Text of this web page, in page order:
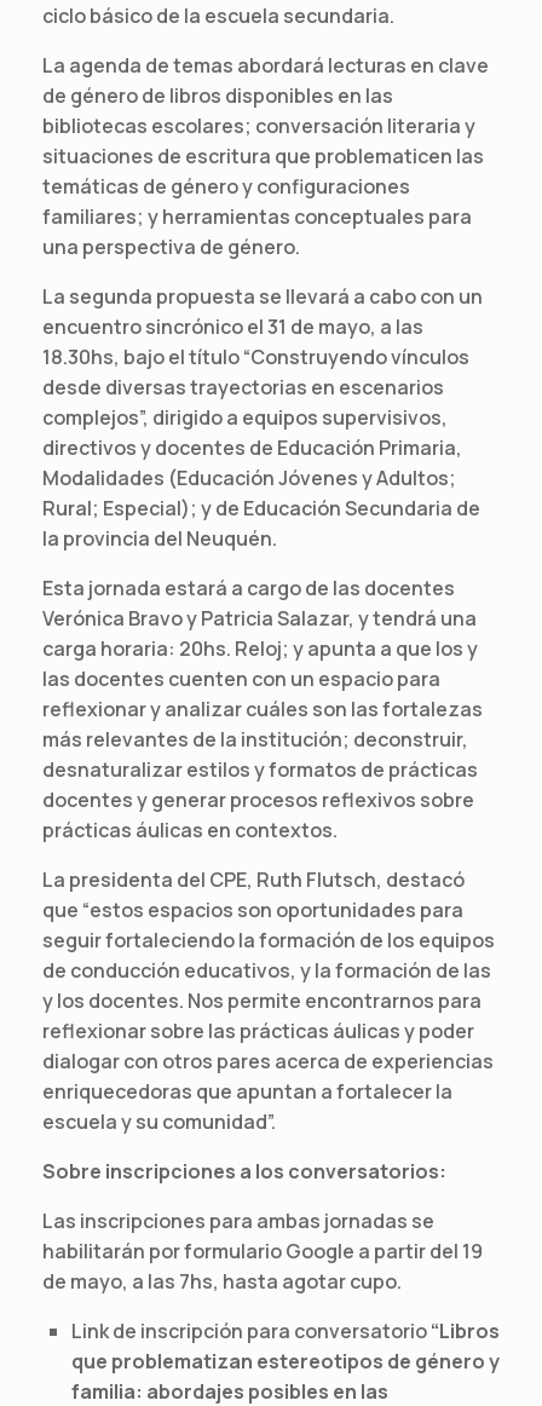
ciclo básico de la escuela secundaria.
La agenda de temas abordará lecturas en clave
de género de libros disponibles en las
bibliotecas escolares; conversación literaria y
situaciones de escritura que problematicen las
temáticas de género y configuraciones
familiares; y herramientas conceptuales para
una perspectiva de género.
La segunda propuesta se llevará a cabo con un
encuentro sincrónico el 31 de mayo, a las
18.30hs, bajo el título “Construyendo vínculos
desde diversas trayectorias en escenarios
complejos”, dirigido a equipos supervisivos,
directivos y docentes de Educación Primaria,
Modalidades (Educación Jóvenes y Adultos;
Rural; Especial); y de Educación Secundaria de
la provincia del Neuquén.
Esta jornada estará a cargo de las docentes
Verónica Bravo y Patricia Salazar, y tendrá una
carga horaria: 20hs. Reloj; y apunta a que los y
las docentes cuenten con un espacio para
reflexionar y analizar cuáles son las fortalezas
más relevantes de la institución; deconstruir,
desnaturalizar estilos y formatos de prácticas
docentes y generar procesos reflexivos sobre
prácticas áulicas en contextos.
La presidenta del CPE, Ruth Flutsch, destacó
que “estos espacios son oportunidades para
seguir fortaleciendo la formación de los equipos
de conducción educativos, y la formación de las
y los docentes. Nos permite encontrarnos para
reflexionar sobre las prácticas áulicas y poder
dialogar con otros pares acerca de experiencias
enriquecedoras que apuntan a fortalecer la
escuela y su comunidad”.
Sobre inscripciones a los conversatorios:
Las inscripciones para ambas jornadas se
habilitarán por formulario Google a partir del 19
de mayo, a las 7hs, hasta agotar cupo.
Link de inscripción para conversatorio“Libros
que problematizan estereotipos de género y
familia: abordajes posibles en las